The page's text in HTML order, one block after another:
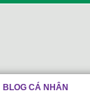
BLOG CÁ NHÂN